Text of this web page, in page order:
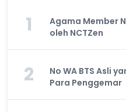
1
Agama Member
oleh NCTZen
2
No WA BTS Asli
Para Penggemar